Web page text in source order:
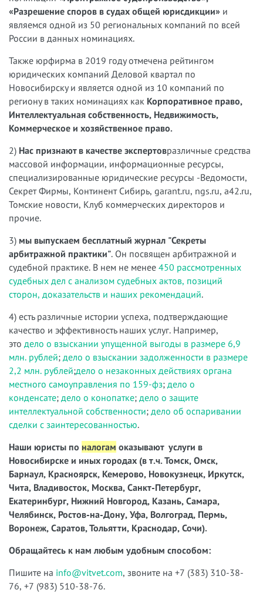
«Разрешение споров в судах общей юрисдикции» и
являемся одной из 50 региональных компаний по всей
России в данных номинациях.
Также юрфирма в 2019 году отмечена рейтингом
юридических компаний Деловой квартал по
Новосибирску и является одной из 10 компаний по
региону в таких номинациях как Корпоративное право,
Интеллектуальная собственность, Недвижимость,
Коммерческое и хозяйственное право.
2) Нас признают в качестве экспертовразличные средства
массовой информации, информационные ресурсы,
специализированные юридические ресурсы -Ведомости,
Секрет Фирмы, Континент Сибирь, garant.ru, ngs.ru, a42.ru,
Томские новости, Клуб коммерческих директоров и
прочие.
3) мы выпускаем бесплатный журнал "Секреты
арбитражной практики". Он посвящен арбитражной и
судебной практике. В нем не менее 450 рассмотренных
судебных дел с анализом судебных актов, позиций
сторон, доказательств и наших рекомендаций.
4) есть различные истории успеха, подтверждающие
качество и эффективность наших услуг. Например,
это дело о взыскании упущенной выгоды в размере 6,9
млн. рублей; дело о взыскании задолженности в размере
2,2 млн. рублей;дело о незаконных действиях органа
местного самоуправления по 159-фз; дело о
конденсате; дело о конопатке; дело о защите
интеллектуальной собственности; дело об оспаривании
сделки с заинтересованностью.
Наши юристы по налогам оказывают услуги в
Новосибирске и иных городах (в т.ч. Томск, Омск,
Барнаул, Красноярск, Кемерово, Новокузнецк, Иркутск,
Чита, Владивосток, Москва, Санкт-Петербург,
Екатеринбург, Нижний Новгород, Казань, Самара,
Челябинск, Ростов-на-Дону, Уфа, Волгоград, Пермь,
Воронеж, Саратов, Тольятти, Краснодар, Сочи).
Обращайтесь к нам любым удобным способом:
Пишите на info@vitvet.com, звоните на +7 (383) 310-38-
76, +7 (983) 510-38-76.